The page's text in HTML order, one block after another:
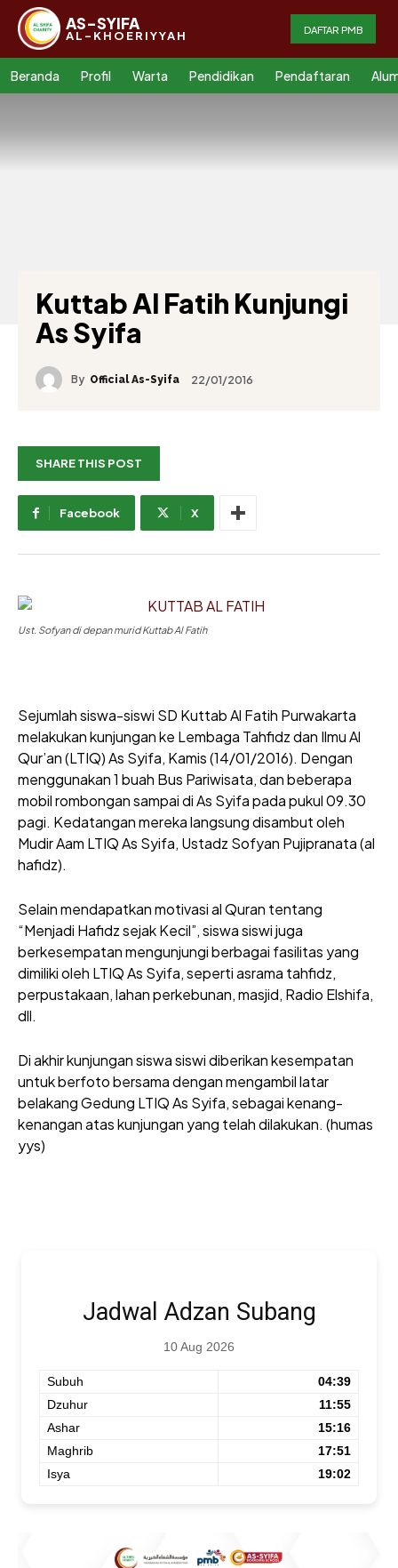
AS-SYIFA
AL-KHOERIYYAH DAFTAR PMB
Beranda Profil Warta Pendidikan Pendaftaran
Kuttab Al Fatih Kunjungi
As Syifa
By Official As-Syifa 22/01/2016
SHARE THIS POST
Facebook X
Ust. Sofyan di depan murid Kuttab Al Fatih
Sejumlah siswa-siswi SD Kuttab Al Fatih Purwakarta
melakukan kunjungan ke Lembaga Tahfidz dan Ilmu Al
Qur’an (LTIQ) As Syifa, Kamis (14/01/2016). Dengan
menggunakan 1 buah Bus Pariwisata, dan beberapa
mobil rombongan sampai di As Syifa pada pukul 09.30
pagi. Kedatangan mereka langsung disambut oleh
Mudir Aam LTIQ As Syifa, Ustadz Sofyan Pujipranata (al
hafidz).
Selain mendapatkan motivasi al Quran tentang
“Menjadi Hafidz sejak Kecil”, siswa siswi juga
berkesempatan mengunjungi berbagai fasilitas yang
dimiliki oleh LTIQ As Syifa, seperti asrama tahfidz,
perpustakaan, lahan perkebunan, masjid, Radio Elshifa,
dll.
Di akhir kunjungan siswa siswi diberikan kesempatan
untuk berfoto bersama dengan mengambil latar
belakang Gedung LTIQ As Syifa, sebagai kenang-
kenangan atas kunjungan yang telah dilakukan. (humas
yys)
Jadwal Adzan Subang
10 Aug 2026
Subuh
04:39
Dzuhur
11:55
Ashar
15:16
Maghrib
17:51
Isya
19:02